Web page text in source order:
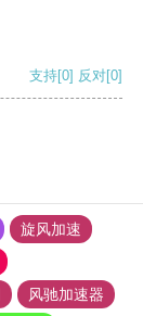
支持[0] 反对[0]
旋风加速
风驰加速器